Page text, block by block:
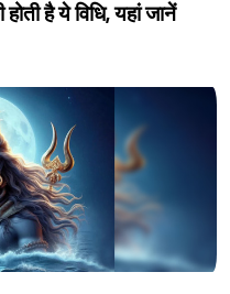
है ये विधि, यहां जानें